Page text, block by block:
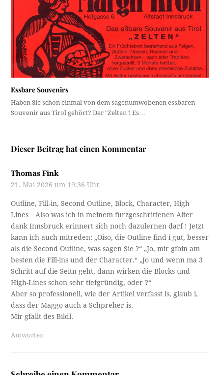
Essbare Souvenirs
Haben Sie schon einmal von dem sagenumwobenen essbaren
Souvenir aus Tirol gehört? Der "Zelten"! Es…
Dieser Beitrag hat einen Kommentar
Thomas Fink
21. Mai 2026 um 19:36 Uhr
Outline, Fill-in, Second Outline, Block, Character, High
Lines…Also was ich in meinem furzgeschrittenen Alter
dank Innsbruck erinnert sich noch dazulernen darf ! Jetzt
kann ich auch mitreden: „Oiso, die Outline find i gut, besser
als die Second Outline, was sagen Sie ?“ „Jo, mir gfoin am
besten die Fill-ins und der Character.“ „Jo und wenn ma 3
Schritt auf die Seitn geht, dann wirken die Blocks und
High-Lines schon sehr tiefgründig, oder ?“
Aber so professionell, wie der Artikel verfasst is, glaub i,
dass der Maggo auch a Schpreher is.
Mir gfallt des Bildl.
Antworten